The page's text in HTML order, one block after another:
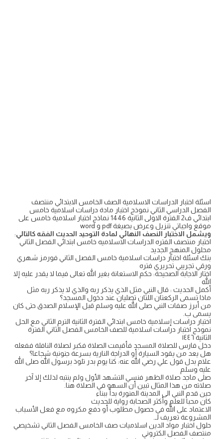
اسئلة اختبار الدراسات الاسلامية الصف الخامس الابتدائي منتصف
الفصل الدراسي الثاني نموذج اختبار مادة دراسات اسلامية خامس
ابتدائي ف2 الفترة الاولى الثانية 1446 نماذج اختبار اسلامية خامس على
موقع واجباتي تنزيل وعرض بصيغة pdf و word
ويشمل الاختبار النصف النهائي لمادة التوحيد الحديث الفقه كالتالي:
اختبار منتصف الفتره الدراسات الاسلاميه خامس ابتدائي الفصل الثاني
محلول المنهج الجديد
بنك اسئلة اختبار دراسات اسلامية خامس الفصل الثاني فورمز شهري
ورقي تجريبي تحريري فتره
اختار الاجابة الصحيحة: حكم الاستعانة بغير الله تعالى فيما لا يقدر عليه إلا
الله
أكمل الحديث : قال النبي مثل الذي يذكر ربه والذي لا يذكر ربه مثل
ماذا تسمى الركعتان اللتان تصليان عند دخول المسجد؟
من أبرز صفات النبي صلى الله عليه وسلم قبل الإسلام الصدق حتى كان
يسمى ب.
اختبار دراسات إسلامية خامس ابتدائي الفترة الثانية الترم الثاني مع الحل
نموذج اختبار دراسات اسلامية للصف الخامس الفصل الثاني الفترة
الثانية ١٤٤٦
دخل فارس للصلاة المسجد فأقيمت الصلاة فكبر لصلاة النافلة ففعله
هل يعد من يقود السيارة أو الدراجة النارية بسرعة جنونية شجاعا؟
علام بدل قول علي رضي الله عنه: كنا يوم بدر تلوذ برسول الله صلى الله
عليه وسلم
صلى ماجد صلاة الظهر فنسي التشهد الأول ولم ينتبه لذلك إلا آخر
صلاته من هذا المثال تبين أن السهو في الصلاة هنا.
حين قدم النبي الى المدينة المنورة بدأ ببناء
كان محبا للعلم وأكثر الصحابة رواية للحديث
الاعتماد على الله في حصول مطلوب أو دفع مكروه مع فعل الأسباب
المشروعة تعريف لـ.
حلول اختبار مواد الدين اسلاميات صف الخامس الفصل الثاني تشخيصي
منتصف الفصل الكتروني